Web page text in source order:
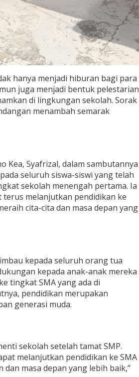
hanya menjadi hiburan bagi para
juga menjadi bentuk pelestarian
di lingkungan sekolah. Sorak
menambah semarak
Kea, Syafrizal, dalam sambutannya
seluruh siswa-siswi yang telah
sekolah menengah pertama. Ia
melanjutkan pendidikan ke
cita-cita dan masa depan yang
kepada seluruh orang tua
kepada anak-anak mereka
tingkat SMA yang ada di
pendidikan merupakan
generasi muda.
sekolah setelah tamat SMP.
melanjutkan pendidikan ke SMA
masa depan yang lebih baik,”